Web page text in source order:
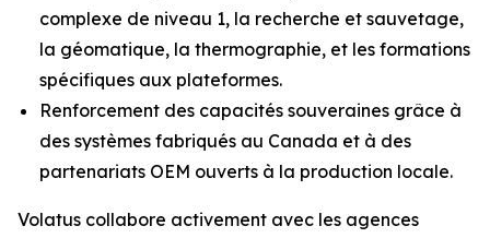
complexe de niveau 1, la recherche et sauvetage,
la géomatique, la thermographie, et les formations
spécifiques aux plateformes.
Renforcement des capacités souveraines grâce à
des systèmes fabriqués au Canada et à des
partenariats OEM ouverts à la production locale.
Volatus collabore activement avec les agences